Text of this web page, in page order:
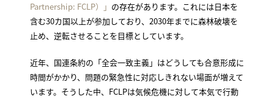
Partnership: FCLP）」 の存在があります。これには日本を
含む30カ国以上が参加しており、2030年までに森林破壊を
止め、逆転させることを目標としています。
近年、国連条約の「全会一致主義」はどうしても合意形成に
時間がかかり、問題の緊急性に対応しきれない場面が増えて
います。そうした中、FCLPは気候危機に対して本気で行動